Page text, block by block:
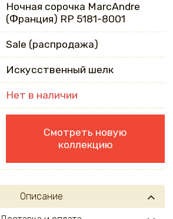
Ночная сорочка MarcAndrе
(Франция) RP 5181-8001
Sale (распродажа)
Искусственный шелк
Нет в наличии
Смотреть новую
коллекцию
Описание